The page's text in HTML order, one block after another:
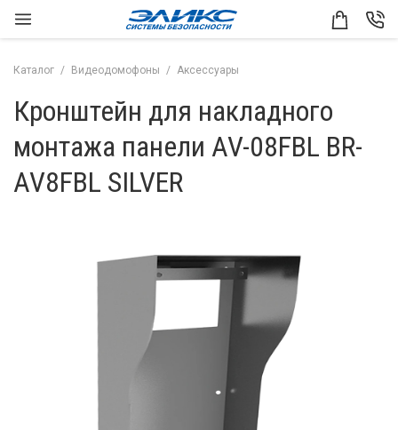
Каталог Видеодомофоны Аксессуары
Кронштейн для накладного
монтажа панели AV-08FBL BR-
AV8FBL SILVER